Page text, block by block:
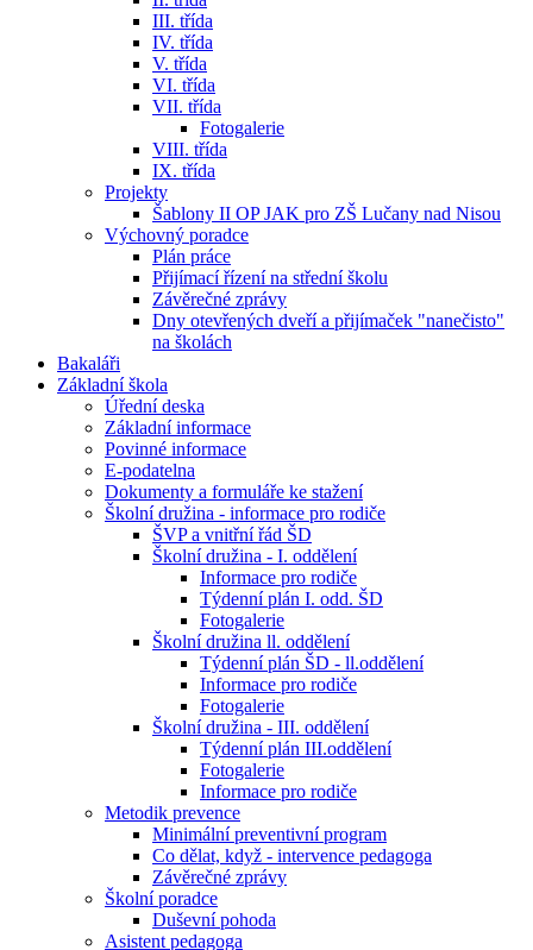
III. třída
IV. třída
V. třída
VI. třída
VII. třída
Fotogalerie
VIII. třída
IX. třída
Projekty
Šablony II OP JAK pro ZŠ Lučany nad Nisou
Výchovný poradce
Plán práce
Přijímací řízení na střední školu
Závěrečné zprávy
Dny otevřených dveří a přijímaček "nanečisto"
na školách
Bakaláři
Základní škola
Úřední deska
Základní informace
Povinné informace
E-podatelna
Dokumenty a formuláře ke stažení
Školní družina - informace pro rodiče
ŠVP a vnitřní řád ŠD
Školní družina - I. oddělení
Informace pro rodiče
Týdenní plán I. odd. ŠD
Fotogalerie
Školní družina ll. oddělení
Týdenní plán ŠD - ll.oddělení
Informace pro rodiče
Fotogalerie
Školní družina - III. oddělení
Týdenní plán III.oddělení
Fotogalerie
Informace pro rodiče
Metodik prevence
Minimální preventivní program
Co dělat, když - intervence pedagoga
Závěrečné zprávy
Školní poradce
Duševní pohoda
Asistent pedagoga